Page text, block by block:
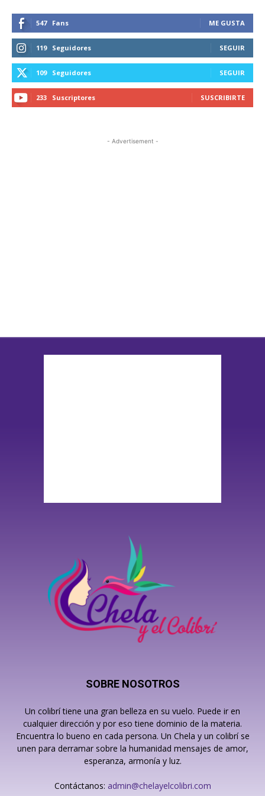
547 Fans ME GUSTA
119 Seguidores SEGUIR
109 Seguidores SEGUIR
233 Suscriptores SUSCRIBIRTE
- Advertisement -
SOBRE NOSOTROS
Un colibrí tiene una gran belleza en su vuelo. Puede ir en
cualquier dirección y por eso tiene dominio de la materia.
Encuentra lo bueno en cada persona. Un Chela y un colibrí se
unen para derramar sobre la humanidad mensajes de amor,
esperanza, armonía y luz.
Contáctanos: admin@chelayelcolibri.com